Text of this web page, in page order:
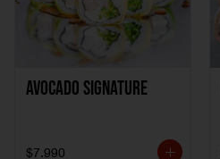
AVOCADO SIGNATURE
$7.990